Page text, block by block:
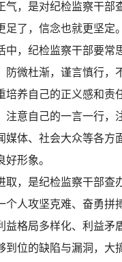
，是对纪检监察干部
足了，信念也就更坚
中，纪检监察干部要
防微杜渐，谨言慎行
培养自己的正义感和
注意自己的一言一行
媒体、社会大众等各
形象。
，是纪检监察干部查
个人攻坚克难、奋勇
益格局多样化、利益
到位的缺陷与漏洞，